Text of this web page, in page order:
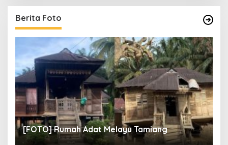
Berita Foto
[FOTO] Rumah Adat Melayu Tamiang